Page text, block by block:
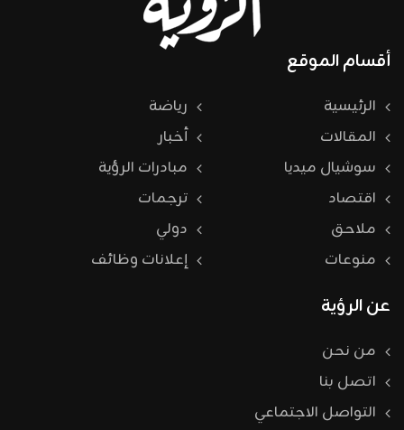
أقسام الموقع
الرئيسية
رياضة
المقالات
أخبار
سوشيال ميديا
مبادرات الرؤية
اقتصاد
ترجمات
ملاحق
دولي
منوعات
إعلانات وظائف
عن الرؤية
من نحن
اتصل بنا
التواصل الاجتماعي